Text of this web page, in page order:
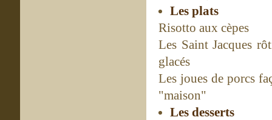
Les plats
Risotto aux cèpes
Les Saint Jacques
glacés
Les joues de porcs
"maison"
Les desserts